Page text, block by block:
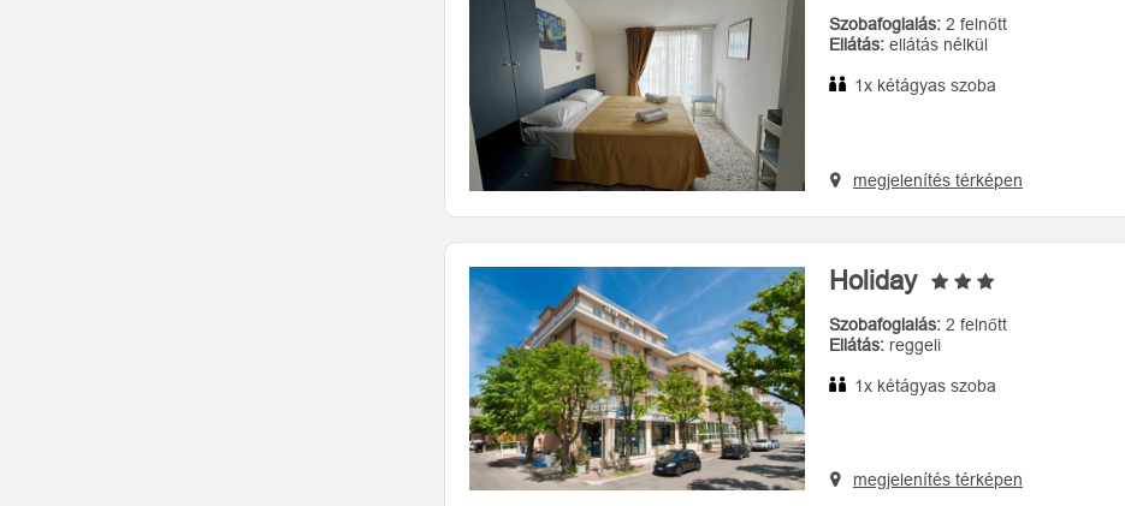
Szobafoglalás:2 felnőtt
Ellátás:ellátás nélkül
1x kétágyas szoba
megjelenítés térképen
Holiday
Szobafoglalás:2 felnőtt
Ellátás:reggeli
1x kétágyas szoba
megjelenítés térképen